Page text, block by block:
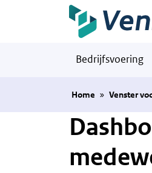
Naar hoofdinhoud
Bedrijfsvoering
Home » Venster